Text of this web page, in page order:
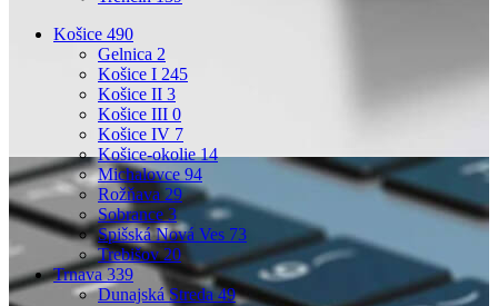
Košice 490
Gelnica 2
Košice I 245
Košice II 3
Košice III 0
Košice IV 7
Košice-okolie14
Michalovce 94
Rožňava 29
Sobrance 3
Spišská Nová Ves 73
Trebišov 20
Trnava339
Dunajská Streda49